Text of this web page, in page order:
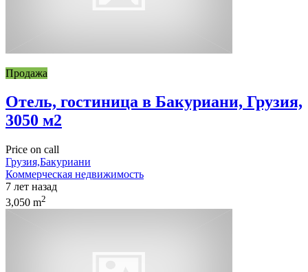
Продажа
Отель, гостиница в Бакуриани, Грузия,
3050 м2
Price on call
Грузия,Бакуриани
Коммерческая недвижимость
7 лет назад
3,050 m2